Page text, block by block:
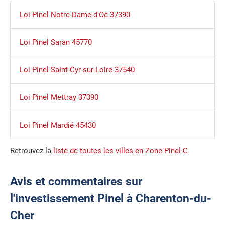
Loi Pinel Notre-Dame-d'Oé 37390
Loi Pinel Saran 45770
Loi Pinel Saint-Cyr-sur-Loire 37540
Loi Pinel Mettray 37390
Loi Pinel Mardié 45430
Retrouvez la liste de toutes les villes en Zone Pinel C
Avis et commentaires sur
l'investissement Pinel à Charenton-du-
Cher